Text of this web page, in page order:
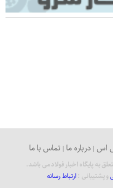
اس درباره ما تماس با ما
به پایگاه اخبار فولاد می باشد.
و پشتیبانی :ارتباط رسانه